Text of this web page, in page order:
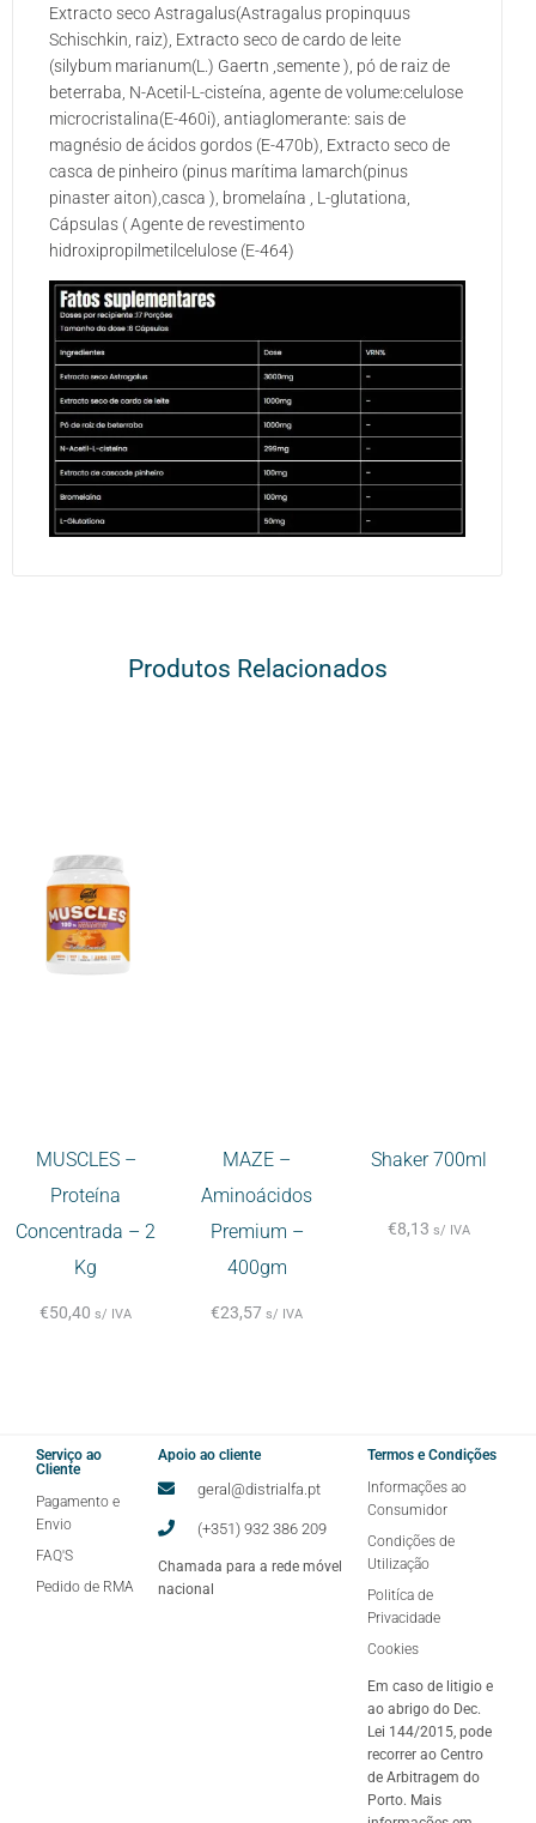
Extracto seco Astragalus(Astragalus propinquus
Schischkin, raiz), Extracto seco de cardo de leite
(silybum marianum(L.) Gaertn ,semente ), pó de raiz de
beterraba, N-Acetil-L-cisteína, agente de volume:celulose
microcristalina(E-460i), antiaglomerante: sais de
magnésio de ácidos gordos (E-470b), Extracto seco de
casca de pinheiro (pinus marítima lamarch(pinus
pinaster aiton),casca ), bromelaína , L-glutationa,
Cápsulas ( Agente de revestimento
hidroxipropilmetilcelulose (E-464)
Produtos Relacionados
MUSCLES –
Proteína
Concentrada – 2
Kg
€50,40 s/ IVA
MAZE –
Aminoácidos
Premium –
400gm
€23,57 s/ IVA
Shaker 700ml
€8,13 s/ IVA
Serviço ao
Cliente
Pagamento e
Envio
FAQ'S
Pedido de RMA
Apoio ao cliente
geral@distrialfa.pt
(+351) 932 386 209
Chamada para a rede móvel
nacional
Termos e Condições
Informações ao
Consumidor
Condições de
Utilização
Politíca de
Privacidade
Cookies
Em caso de litigio e
ao abrigo do Dec.
Lei 144/2015, pode
recorrer ao Centro
de Arbitragem do
Porto. Mais